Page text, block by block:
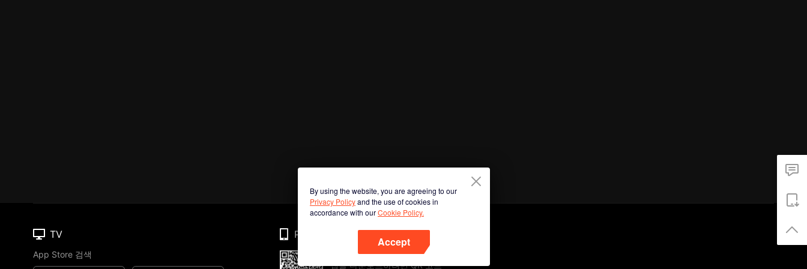
By using the website, you are agreeing to our
Privacy Policyand the use of cookies in
accordance with ourCookie Policy.
Accept
TV
App Store 검색
Phone
앱을 다운로드하려면 QR 코드